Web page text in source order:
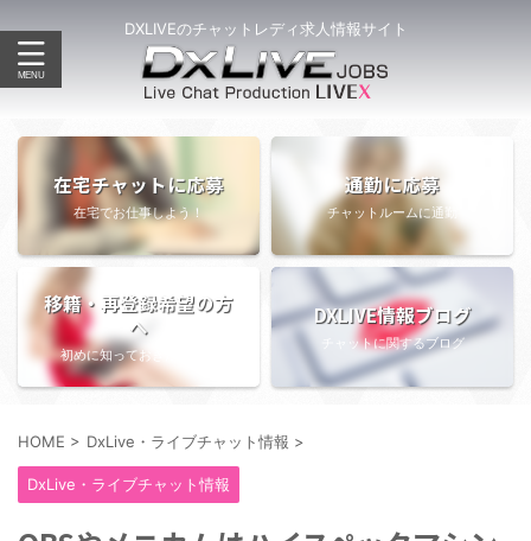
DXLIVEのチャットレディ求人情報サイト
在宅チャットに応募
在宅でお仕事しよう！
通勤に応募
チャットルームに通勤
移籍・再登録希望の方
へ
初めに知っておきたい情報
DXLIVE情報ブログ
チャットに関するブログ
HOME > DxLive・ライブチャット情報 >
DxLive・ライブチャット情報